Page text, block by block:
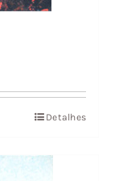
Detalhes